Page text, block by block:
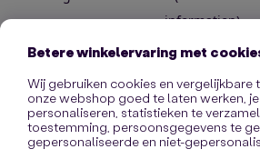
information).
Betere winkelervaring met
Wij gebruiken cookies en vergelijkbare
onze webshop goed te laten werken,
personaliseren, statistieken te
toestemming, persoonsgegevens te
gepersonaliseerde en niet-